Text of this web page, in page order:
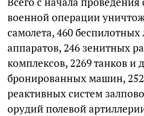
военной операции
самолета, 460 беспилотных
аппаратов, 246 зенитных
комплексов, 2269 танков и
бронированных машин, 252
реактивных систем
орудий полевой